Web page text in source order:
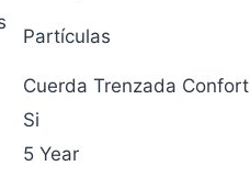
Partículas
Cuerda Trenzada Confort
Si
5 Year